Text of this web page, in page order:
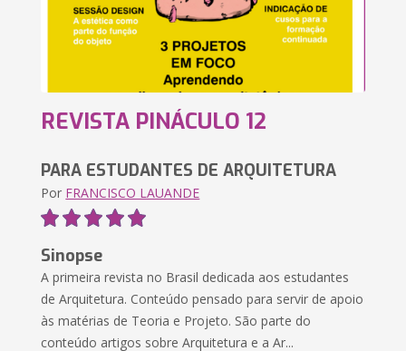
REVISTA PINÁCULO 12
PARA ESTUDANTES DE ARQUITETURA
Por FRANCISCO LAUANDE
Sinopse
A primeira revista no Brasil dedicada aos estudantes
de Arquitetura. Conteúdo pensado para servir de apoio
às matérias de Teoria e Projeto. São parte do
conteúdo artigos sobre Arquitetura e a Ar...